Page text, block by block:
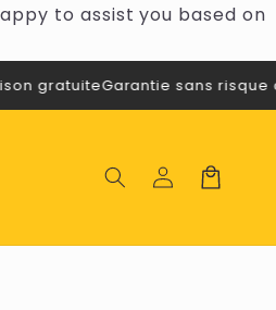
to assist you based on
gratuiteGarantie sans risque
Se
connecter
Panier